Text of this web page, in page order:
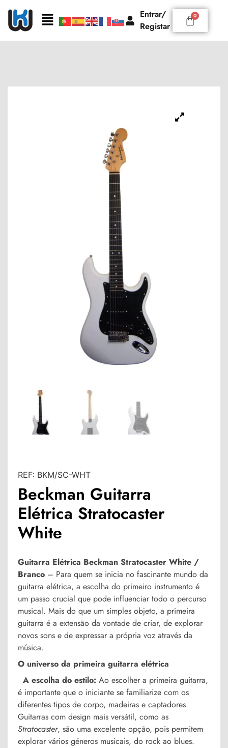
Entrar/
Registar
REF: BKM/SC-WHT
Beckman Guitarra
Elétrica Stratocaster
White
Guitarra Elétrica Beckman Stratocaster White /
Branco – Para quem se inicia no fascinante mundo da
guitarra elétrica, a escolha do primeiro instrumento é
um passo crucial que pode influenciar todo o percurso
musical. Mais do que um simples objeto, a primeira
guitarra é a extensão da vontade de criar, de explorar
novos sons e de expressar a própria voz através da
música.
O universo da primeira guitarra elétrica
A escolha do estilo: Ao escolher a primeira guitarra,
é importante que o iniciante se familiarize com os
diferentes tipos de corpo, madeiras e captadores.
Guitarras com design mais versátil, como as
Stratocaster, são uma excelente opção, pois permitem
explorar vários géneros musicais, do rock ao blues.